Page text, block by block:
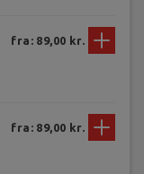
fra: 89,00 kr.
fra: 89,00 kr.